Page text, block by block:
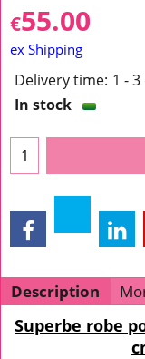
€55.00
ex Shipping
Delivery time: 1 -
In stock
Description
Superbe robe